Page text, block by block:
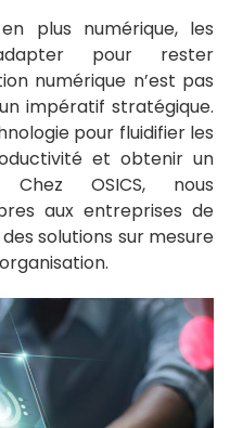
plus numérique, les
pour rester
numérique n’est pas
impératif stratégique.
pour fluidifier les
et obtenir un
Chez OSICS, nous
aux entreprises de
solutions sur mesure